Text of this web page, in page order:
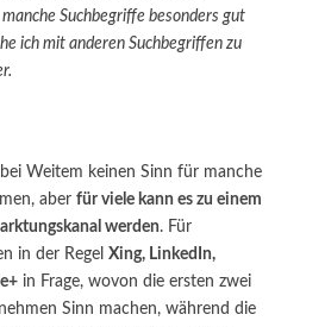
Suchbegriffe besonders gut
ich mit anderen Suchbegriffen zu
Weitem keinen Sinn für manche
aber für viele kann es zu einem
werden. Für
in der Regel Xing, LinkedIn,
in Frage, wovon die ersten zwei
Sinn machen, während die